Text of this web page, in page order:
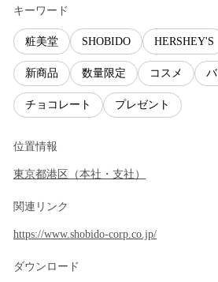
キーワード
粧美堂 SHOBIDO HERSHEY'S
新商品 数量限定 コスメ
チョコレート プレゼント
位置情報
東京都港区 （本社・支社 ）
関連リンク
https://www.shobido-corp.co.jp/
ダウンロード